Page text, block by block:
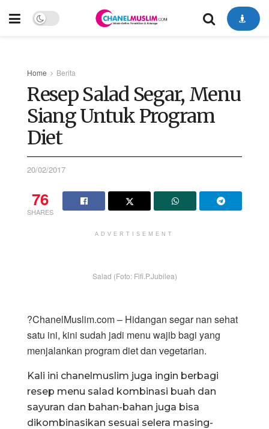
Home Berita
Resep Salad Segar, Menu
Siang Untuk Program
Diet
20/02/2017
76
SHARES
ADVERTISEMENT
Salad (Foto: Fifi.P.Jubilea)
?ChanelMuslim.com – Hidangan segar nan sehat
satu ini, kini sudah jadi menu wajib bagi yang
menjalankan program diet dan vegetarian.
Kali ini chanelmuslim juga ingin berbagi
resep menu salad kombinasi buah dan
sayuran dan bahan-bahan juga bisa
dikombinasikan sesuai selera masing-